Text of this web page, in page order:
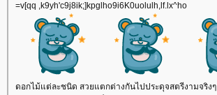
=v[qq ,k9yh'c9j8ik;]kpglho9i6K0uolulh,lf.lx^ho
ดอกไม้แต่ละชนิด สวยแตกต่างกันไปประดุจสตรีงามจริงๆ